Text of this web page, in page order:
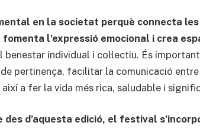
en la societat perquè connecta
l’expressió emocional i crea
individual i col·lectiu. És
pertinença, facilitar la comunicació
a fer la vida més rica, saludable i
des d’aquesta edició, el festival